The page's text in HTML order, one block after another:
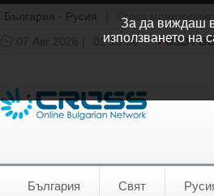
България - Русия Cross мониторинг
07 Авг 2026 |
02:18:50 USD /
България Свят
За да виждаш
използването на